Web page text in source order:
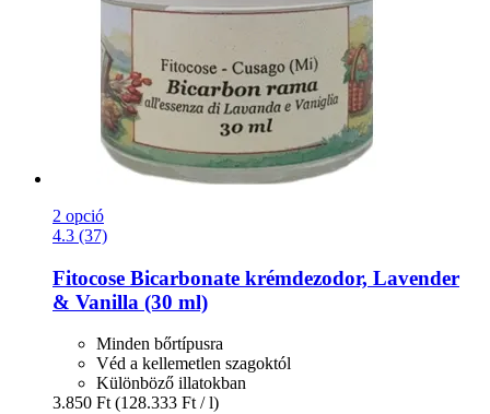
2 opció
4.3 (37)
Fitocose Bicarbonate krémdezodor, Lavender
& Vanilla (30 ml)
Minden bőrtípusra
Véd a kellemetlen szagoktól
Különböző illatokban
3.850 Ft (128.333 Ft / l)